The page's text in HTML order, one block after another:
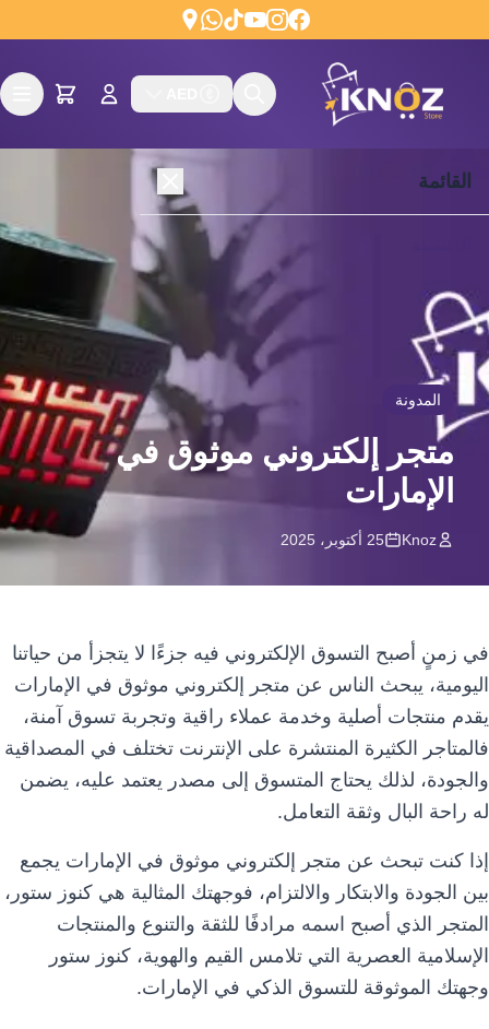
القائمة
المنتجات الحصرية
وصل حديثاً
خصومات
من نحن
المدونة
اتصل بنا
اللغة
العملة
المدونة
متجر إلكتروني موثوق في
الإمارات
Knoz 25 أكتوبر، 2025
في زمنٍ أصبح التسوق الإلكتروني فيه جزءًا لا يتجزأ من حياتنا
اليومية، يبحث الناس عن متجر إلكتروني موثوق في الإمارات
يقدم منتجات أصلية وخدمة عملاء راقية وتجربة تسوق آمنة،
فالمتاجر الكثيرة المنتشرة على الإنترنت تختلف في المصداقية
والجودة، لذلك يحتاج المتسوق إلى مصدر يعتمد عليه، يضمن
له راحة البال وثقة التعامل.
إذا كنت تبحث عن متجر إلكتروني موثوق في الإمارات يجمع
بين الجودة والابتكار والالتزام، فوجهتك المثالية هي كنوز ستور،
المتجر الذي أصبح اسمه مرادفًا للثقة والتنوع والمنتجات
الإسلامية العصرية التي تلامس القيم والهوية، كنوز ستور
وجهتك الموثوقة للتسوق الذكي في الإمارات.